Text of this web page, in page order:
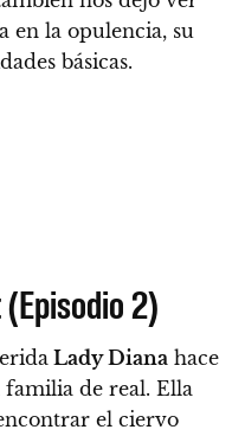
en la opulencia, su
básicas.
2)
Lady Diana hace
de real. Ella
el ciervo